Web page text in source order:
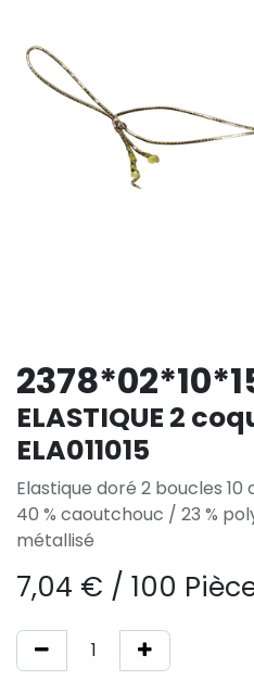
ELASTIQUE 2
ELA011015
Elastique doré 2 boucles 10
40 % caoutchouc / 23 %
métallisé
7,04 € / 100